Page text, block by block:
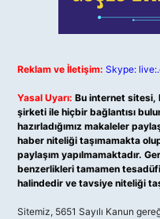
Reklam ve İletişim: Skype:
Yasal Uyarı: Bu internet sitesi,
şirketi ile hiçbir bağlantısı
hazırladığımız makaleler
haber niteliği taşımamakta
paylaşım yapılmamaktadır.
benzerlikleri tamamen
halindedir ve tavsiye niteliği
Sitemiz, 5651 Sayılı Kanun